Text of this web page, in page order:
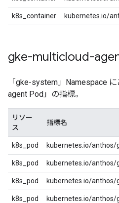
k8s_container kubernetes.io/
gke-multicloud-
「gke-system」Namespace
agent Pod」の指標。
リソー
ス
指標名
k8s_pod kubernetes.io/
k8s_pod kubernetes.io/
k8s_pod kubernetes.io/anthos/
k8s_pod kubernetes.io/anthos/